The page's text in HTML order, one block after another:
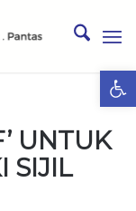
UNTUK
SIJIL